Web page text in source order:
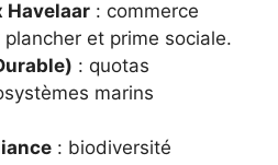
Havelaar : commerce
et prime sociale.
: quotas
marins
: biodiversité